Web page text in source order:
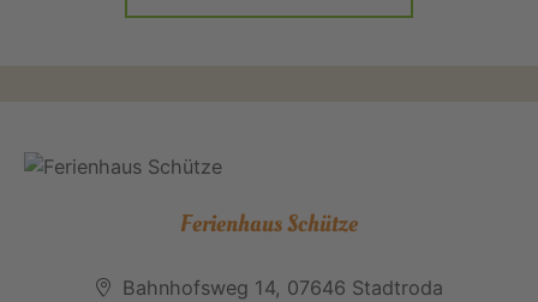
Ferienhaus Schütze
Bahnhofsweg 14, 07646 Stadtroda